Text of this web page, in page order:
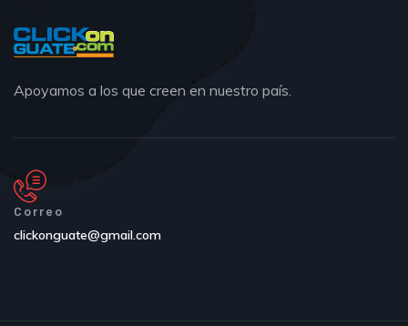
Apoyamos a los que creen en nuestro país.
Correo
clickonguate@gmail.com